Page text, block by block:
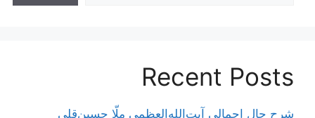
Recent Posts
شرح حال اجمالی آیت‌الله‌العظمی ملّا حسین‌قلی